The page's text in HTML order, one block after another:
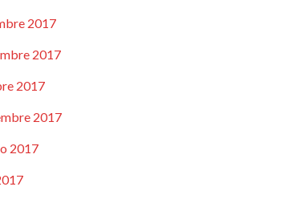
2017
2017
2017
2017
2017